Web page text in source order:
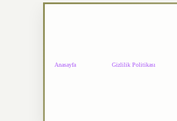
Anasayfa Gizlilik Politikası